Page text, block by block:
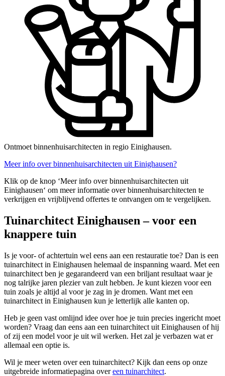
Ontmoet binnenhuisarchitecten in regio Einighausen.
Meer info over binnenhuisarchitecten uit Einighausen?
Klik op de knop ‘Meer info over binnenhuisarchitecten uit
Einighausen‘ om meer informatie over binnenhuisarchitecten te
verkrijgen en vrijblijvend offertes te ontvangen om te vergelijken.
Tuinarchitect Einighausen – voor een
knappere tuin
Is je voor- of achtertuin wel eens aan een restauratie toe? Dan is een
tuinarchitect in Einighausen helemaal de inspanning waard. Met een
tuinarchitect ben je gegarandeerd van een briljant resultaat waar je
nog talrijke jaren plezier van zult hebben. Je kunt kiezen voor een
tuin zoals je altijd al voor je zag in je dromen. Want met een
tuinarchitect in Einighausen kun je letterlijk alle kanten op.
Heb je geen vast omlijnd idee over hoe je tuin precies ingericht moet
worden? Vraag dan eens aan een tuinarchitect uit Einighausen of hij
of zij een model voor je uit wil werken. Het zal je verbazen wat er
allemaal een optie is.
Wil je meer weten over een tuinarchitect? Kijk dan eens op onze
uitgebreide informatiepagina overeen tuinarchitect.